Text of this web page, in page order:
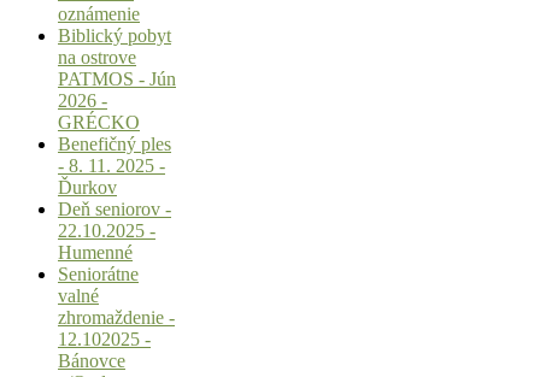
oznámenie
Biblický pobyt
na ostrove
PATMOS - Jún
2026 -
GRÉCKO
Benefičný ples
- 8. 11. 2025 -
Ďurkov
Deň seniorov -
22.10.2025 -
Humenné
Seniorátne
valné
zhromaždenie -
12.102025 -
Bánovce